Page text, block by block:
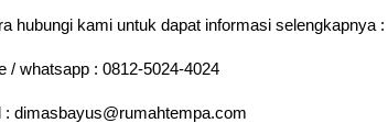
hubungi kami untuk dapat informasi selengkapnya :
/ whatsapp : 0812-5024-4024
: dimasbayus@rumahtempa.com